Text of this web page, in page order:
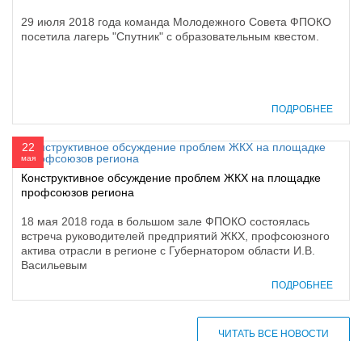
29 июля 2018 года команда Молодежного Совета ФПОКО
посетила лагерь "Спутник" с образовательным квестом.
ПОДРОБНЕЕ
22
мая
Конструктивное обсуждение проблем ЖКХ на площадке
профсоюзов региона
18 мая 2018 года в большом зале ФПОКО состоялась
встреча руководителей предприятий ЖКХ, профсоюзного
актива отрасли в регионе с Губернатором области И.В.
Васильевым
ПОДРОБНЕЕ
ЧИТАТЬ ВСЕ НОВОСТИ